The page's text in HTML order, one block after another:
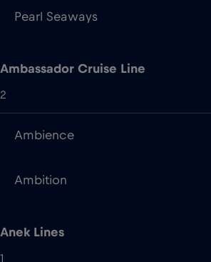
Pearl Seaways
Ambassador Cruise Line
2
Ambience
Ambition
Anek Lines
1